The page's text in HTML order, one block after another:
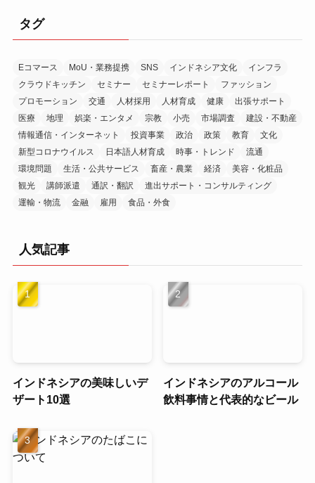
ブ
タグ
Eコマース MoU・業務提携 SNS インドネシア文化
インフラ
クラウドキッチン
セミナー セミナーレポート
ファッション
プロモーション
交通 人材採用 人材育成 健康
出張サポート
医療
地理 娯楽・エンタメ 宗教 小売 市場調査
建設・不動産
情報通信・インターネット
投資事業 政治 政策 教育
文化
新型コロナウイルス
日本語人材育成 時事・トレンド
流通
環境問題
生活・公共サービス 畜産・農業 経済
美容・化粧品
観光
講師派遣 通訳・翻訳
進出サポート・コンサルティング
運輸・物流
金融 雇用 食品・外食
人気記事
インドネシアの美味しいデ
ザート10選
インドネシアのアルコール
飲料事情と代表的なビール